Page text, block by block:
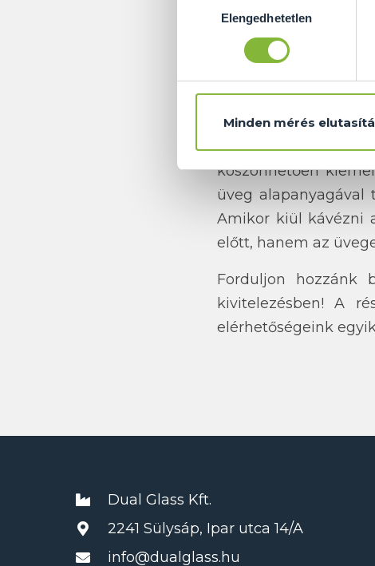
kiválasztásaElengedhetetlen
Minden mérés
kicsit
Együveg korláttal
számára, akik ezen
Azüveg korlátok
köszönhetően
üveg alapanyagával
Amikor kiül kávézni
előtt, hanem az
Forduljon hozzánk
kivitelezésben! A
elérhetőségeink
Dual Glass Kft.
2241 Sülysáp, Ipar utca 14/A
info@dualglass.hu